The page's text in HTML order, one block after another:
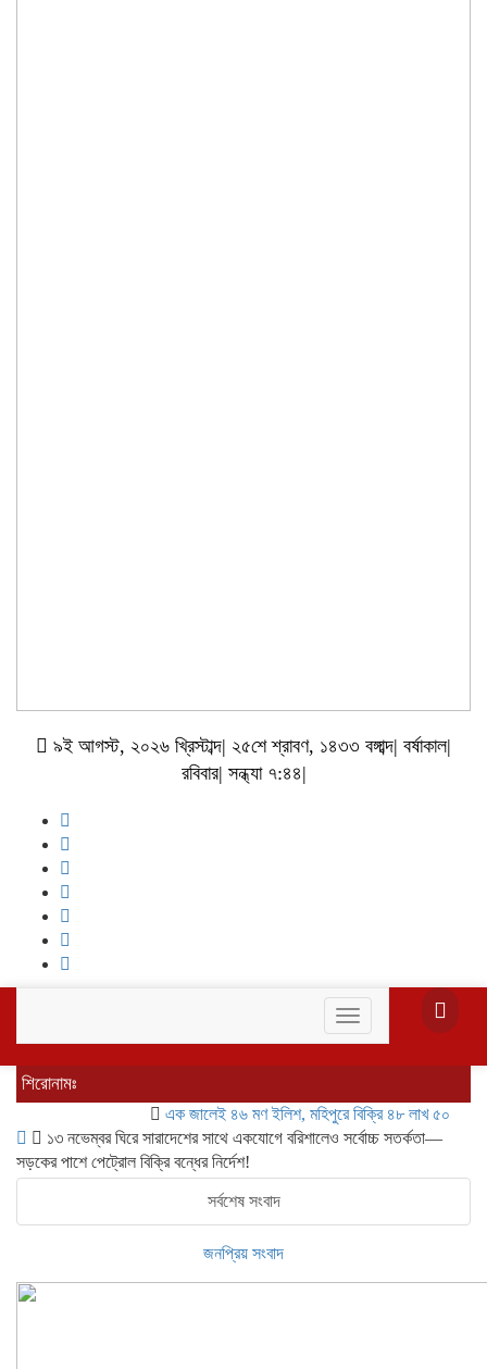
৯ই আগস্ট, ২০২৬ খ্রিস্টাব্দ| ২৫শে শ্রাবণ, ১৪৩৩ বঙ্গাব্দ| বর্ষাকাল|
রবিবার| সন্ধ্যা ৭:৪৪|
Toggle
navigation
শিরোনামঃ
এক জালেই ৪৬ মণ ইলিশ, মহিপুরে বিক্রি ৪৮ লাখ ৫০ হাজার টাকায়
১৩ নভেম্বর ঘিরে সারাদেশের সাথে একযোগে বরিশালেও সর্বোচ্চ সতর্কতা—
সড়কের পাশে পেট্রোল বিক্রি বন্ধের নির্দেশ!
সর্বশেষ সংবাদ
জনপ্রিয় সংবাদ